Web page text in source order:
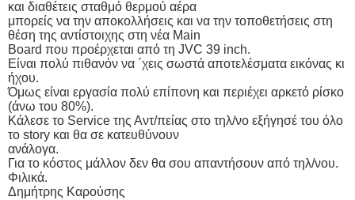
και διαθέτεις σταθμό θερμού αέρα
μπορείς να την αποκολλήσεις και να την τοποθετήσεις στη
θέση της αντίστοιχης στη νέα Main
Board που προέρχεται από τη JVC 39 inch.
Είναι πολύ πιθανόν να ΄χεις σωστά αποτελέσματα εικόνας κι
ήχου.
Όμως είναι εργασία πολύ επίπονη και περιέχει αρκετό ρίσκο
(άνω του 80%).
Κάλεσε το Service της Αντ/πείας στο τηλ/νο εξήγησέ του όλο
το story και θα σε κατευθύνουν
ανάλογα.
Για το κόστος μάλλον δεν θα σου απαντήσουν από τηλ/νου.
Φιλικά.
Δημήτρης Καρούσης